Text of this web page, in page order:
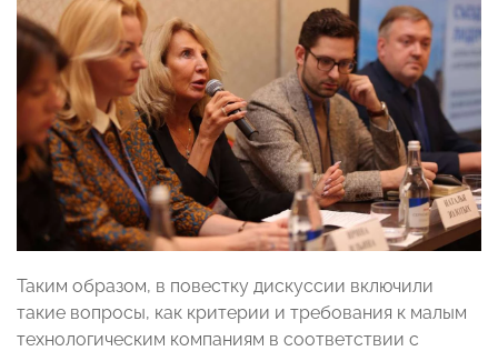
Таким образом, в повестку дискуссии включили
такие вопросы, как критерии и требования к малым
технологическим компаниям в соответствии с